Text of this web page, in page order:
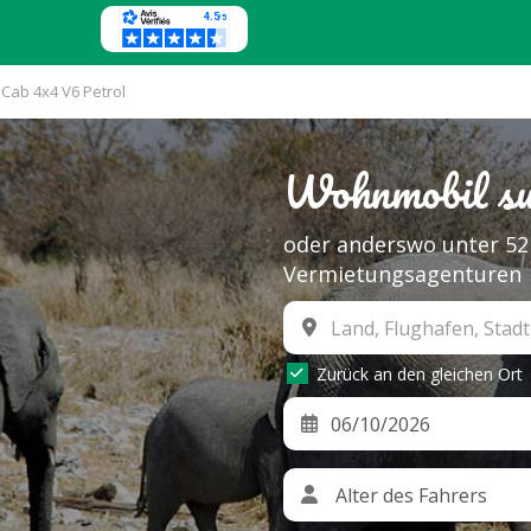
4x4 V6 Petrol
Wohnmobil
oder anderswo unter
Vermietungsagenturen
Zurück an den gleichen Ort